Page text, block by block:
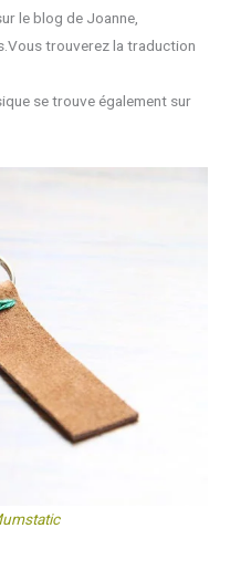
le blog de Joanne,
trouverez la traduction
se trouve également sur